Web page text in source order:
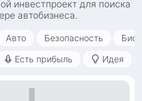
инвестпроект для поиска
автобизнеса.
продажей, ремонтом,
управлением
Этот бизнес включает в
а также
Авто Безопасность
Есть прибыль Идея